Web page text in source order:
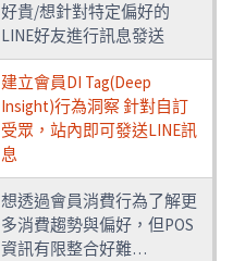
好貴/想針對特定偏好的
LINE好友進行訊息發送
建立會員DI Tag(Deep
Insight)行為洞察 針對自訂
受眾，站內即可發送LINE訊
息
想透過會員消費行為了解更
多消費趨勢與偏好，但POS
資訊有限整合好難…